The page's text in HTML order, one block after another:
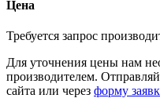
Цена
Требуется запрос
Для уточнения цены нам
производителем.
сайта или через форму